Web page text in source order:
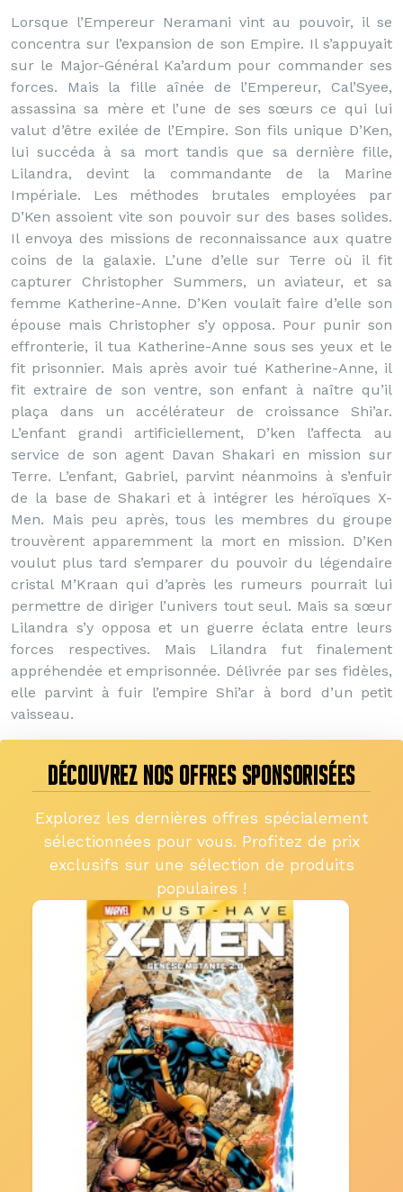
Lorsque l’Empereur Neramani vint au pouvoir, il se
concentra sur l’expansion de son Empire. Il s’appuyait
sur le Major-Général Ka’ardum pour commander ses
forces. Mais la fille aînée de l’Empereur, Cal’Syee,
assassina sa mère et l’une de ses sœurs ce qui lui
valut d’être exilée de l’Empire. Son fils unique D’Ken,
lui succéda à sa mort tandis que sa dernière fille,
Lilandra, devint la commandante de la Marine
Impériale. Les méthodes brutales employées par
D’Ken assoient vite son pouvoir sur des bases solides.
Il envoya des missions de reconnaissance aux quatre
coins de la galaxie. L’une d’elle sur Terre où il fit
capturer Christopher Summers, un aviateur, et sa
femme Katherine-Anne. D’Ken voulait faire d’elle son
épouse mais Christopher s’y opposa. Pour punir son
effronterie, il tua Katherine-Anne sous ses yeux et le
fit prisonnier. Mais après avoir tué Katherine-Anne, il
fit extraire de son ventre, son enfant à naître qu’il
plaça dans un accélérateur de croissance Shi’ar.
L’enfant grandi artificiellement, D’ken l’affecta au
service de son agent Davan Shakari en mission sur
Terre. L’enfant, Gabriel, parvint néanmoins à s’enfuir
de la base de Shakari et à intégrer les héroïques X-
Men. Mais peu après, tous les membres du groupe
trouvèrent apparemment la mort en mission. D’Ken
voulut plus tard s’emparer du pouvoir du légendaire
cristal M’Kraan qui d’après les rumeurs pourrait lui
permettre de diriger l’univers tout seul. Mais sa sœur
Lilandra s’y opposa et un guerre éclata entre leurs
forces respectives. Mais Lilandra fut finalement
appréhendée et emprisonnée. Délivrée par ses fidèles,
elle parvint à fuir l’empire Shi’ar à bord d’un petit
vaisseau.
DÉCOUVREZ NOS OFFRES SPONSORISÉES
Explorez les dernières offres spécialement
sélectionnées pour vous. Profitez de prix
exclusifs sur une sélection de produits
populaires !